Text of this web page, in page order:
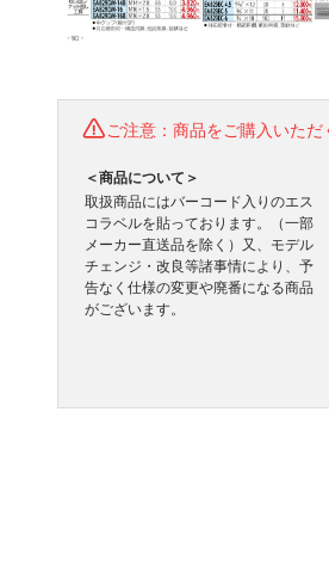
ご注意：商品をご購入いただ
＜商品について＞
取扱商品にはバーコード入りのエス
コラベルを貼っております。（一部
メーカー直送品を除く）又、モデル
チェンジ・改良等諸事情により、予
告なく仕様の変更や廃番になる商品
がございます。